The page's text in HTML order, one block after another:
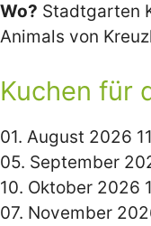
Wo? Stadtgarten
Animals von
Kuchen für
01. August 2026
05. September
10. Oktober 2026
07. November